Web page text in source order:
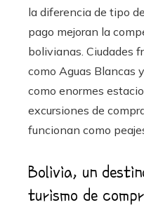
la diferencia de tipo
pago mejoran la
bolivianas. Ciudades
como Aguas Blancas
como enormes
excursiones de
funcionan como
Bolivia, un
turismo de